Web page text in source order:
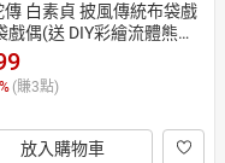
傳 白素貞 披風傳統布袋戲
戲偶(送 DIY彩繪流體熊組
配件 戲偶架)女童布偶 木
偶玩偶童玩 玩具 布袋戲手
% (賺3點)
放入購物車